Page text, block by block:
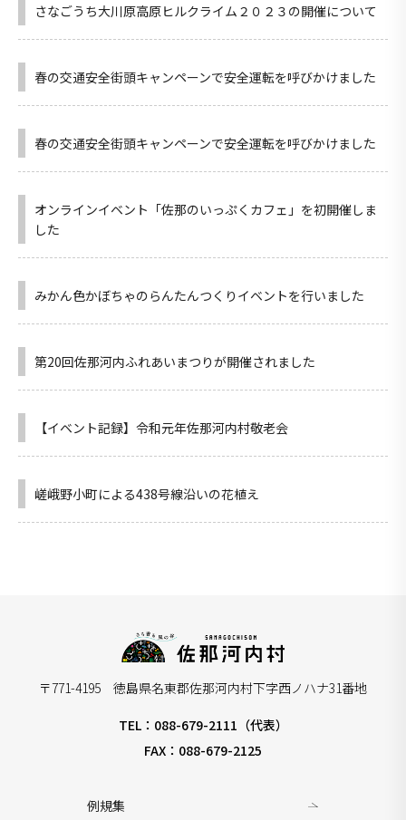
さなごうち大川原高原ヒルクライム２０２３の開催について
春の交通安全街頭キャンペーンで安全運転を呼びかけました
春の交通安全街頭キャンペーンで安全運転を呼びかけました
オンラインイベント「佐那のいっぷくカフェ」を初開催しま
した
みかん色かぼちゃのらんたんつくりイベントを行いました
第20回佐那河内ふれあいまつりが開催されました
【イベント記録】令和元年佐那河内村敬老会
嵯峨野小町による438号線沿いの花植え
〒771-4195 徳島県名東郡佐那河内村下字西ノハナ31番地
TEL：088-679-2111（代表）
FAX：088-679-2125
例規集